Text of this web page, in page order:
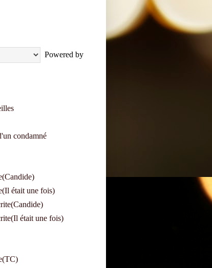
Powered by
condamné
était une fois)
était une fois)